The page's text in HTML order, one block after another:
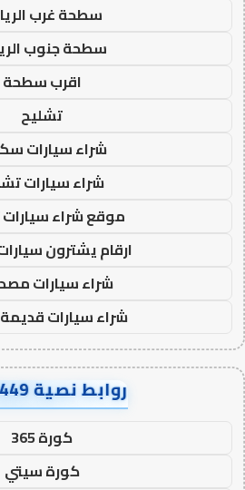
سطحة غرب
سطحة جنوب
اقرب سطحة
تشليح
شراء سيارات
شراء سيارات
موقع شراء
ارقام يشترون
شراء سيارات
شراء سيارات
روابط نصية AA67449
كورة 365
كورة سيتي